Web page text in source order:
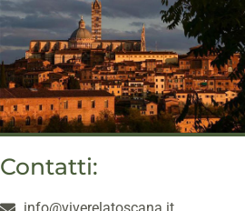
Contatti: